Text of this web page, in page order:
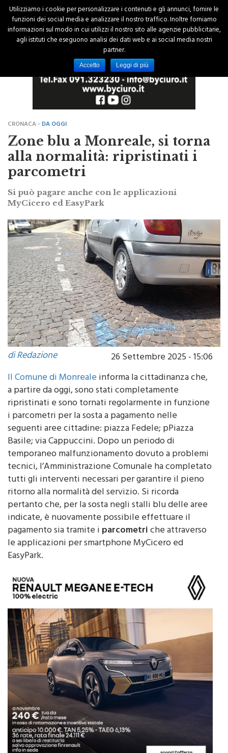
CRONACA -DA OGGI
Zone blu a Monreale, si torna
alla normalità: ripristinati i
parcometri
Si può pagare anche con le applicazioni
MyCicero ed EasyPark
di Redazione
26 Settembre 2025 - 15:06
informa la cittadinanza che,
a partire da oggi, sono stati completamente
ripristinati e sono tornati regolarmente in funzione
i parcometri per la sosta a pagamento nelle
seguenti aree cittadine: piazza Fedele; pPiazza
Basile; via Cappuccini. Dopo un periodo di
temporaneo malfunzionamento dovuto a problemi
tecnici, l’Amministrazione Comunale ha completato
tutti gli interventi necessari per garantire il pieno
ritorno alla normalità del servizio. Si ricorda
pertanto che, per la sosta negli stalli blu delle aree
indicate, è nuovamente possibile effettuare il
pagamento sia tramite iparcometriche attraverso
le applicazioni per smartphone MyCicero ed
EasyPark.
Utilizziamo i cookie per personalizzare i contenuti e gli annunci, fornire le
funzioni dei social media e analizzare il nostro traffico. Inoltre forniamo
informazioni sul modo in cui utilizzi il nostro sito alle agenzie pubblicitarie,
agli istituti che eseguono analisi dei dati web e ai social media nostri
partner.
Accetto Leggi di più